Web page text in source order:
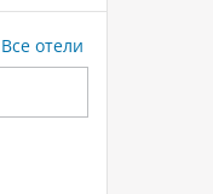
Все отели